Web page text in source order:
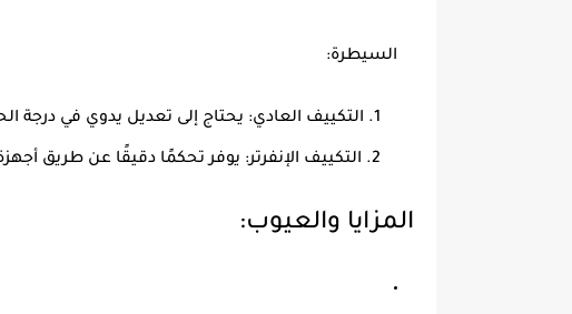
السيطرة:
التكييف العادي: يحتاج إلى تعديل يدوي في درجة
التكييف الإنفرتر: يوفر تحكمًا دقيقًا عن طريق
المزايا والعيوب: